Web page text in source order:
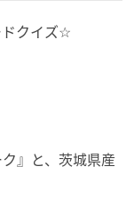
クイズ☆
』と、茨城県産